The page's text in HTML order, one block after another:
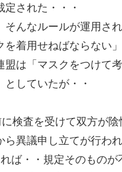
された・・・
んなルールが運用され
着用せねばならない
は「マスクをつけて
していたが・・
検査を受けて双方が陰
異議申し立てが行われ
ば・・規定そのものが